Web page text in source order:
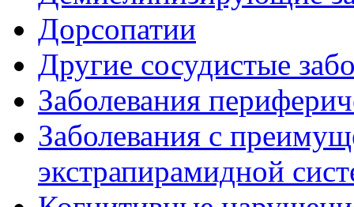
Дорсопатии
Другие сосудистые
Заболевания
Заболевания с
экстрапирамидной